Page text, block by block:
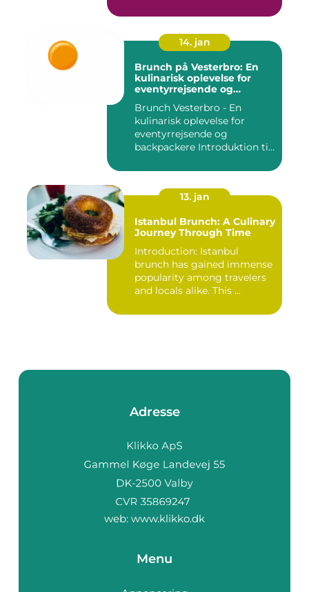
14. jan
Brunch på Vesterbro: En
kulinarisk oplevelse for
eventyrrejsende og
Brunch Vesterbro - En
kulinarisk oplevelse for
eventyrrejsende og
backpackere Introduktion til
13. jan
Istanbul Brunch: A Culinary
Journey Through Time
Introduction: Istanbul
brunch has gained immense
popularity among travelers
and locals alike. This ...
Adresse
web: www.klikko.dk
Menu